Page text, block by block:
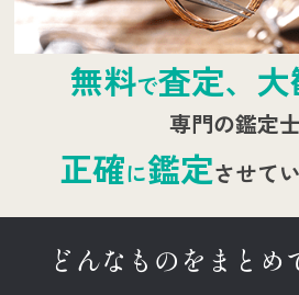
無料で査定、
専門の鑑定
正確に鑑定させて
どんなものをまとめ